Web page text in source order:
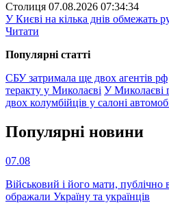
Столиця 07.08.2026 07:34:34
У Києві на кілька днів обмежать
Читати
Популярнi статтi
СБУ затримала ще двох агентів рф
теракту у Миколаєві У Миколаєві
двох колумбійців у салоні
Популярнi новини
07.08
Військовий і його мати, публічно
ображали Україну та українців